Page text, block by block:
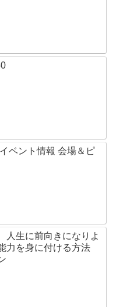
ベント情報 会場＆ピ
生に前向きになりよ
力を身に付ける方法